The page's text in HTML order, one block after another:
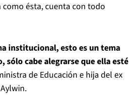
ésta, cuenta con todo
institucional, esto es un tema
sólo cabe alegrarse que ella esté
de Educación e hija del ex